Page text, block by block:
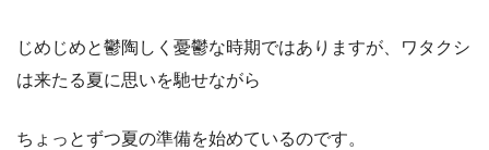
じめじめと鬱陶しく憂鬱な時期ではありますが、ワタクシ
は来たる夏に思いを馳せながら
ちょっとずつ夏の準備を始めているのです。